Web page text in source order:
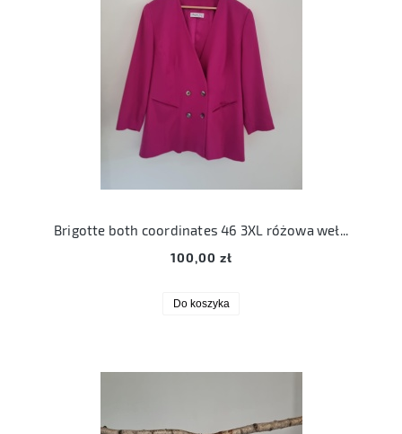
Brigotte both coordinates 46 3XL różowa wełniana marynarka fuksja
100,00 zł
Do koszyka